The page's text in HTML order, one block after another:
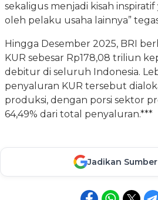
sekaligus menjadi kisah
oleh pelaku usaha lainnya”
Hingga Desember 2025, BRI
KUR sebesar Rp178,08 triliun
debitur di seluruh Indonesia.
penyaluran KUR tersebut
produksi, dengan porsi sektor
64,49% dari total penyaluran.***
Jadikan